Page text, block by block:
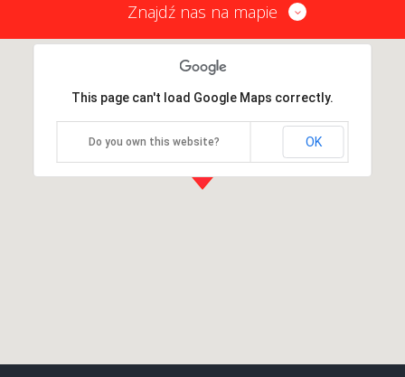
Znajdź nas na mapie
This page can't load Google Maps correctly.
Do you own this website? OK